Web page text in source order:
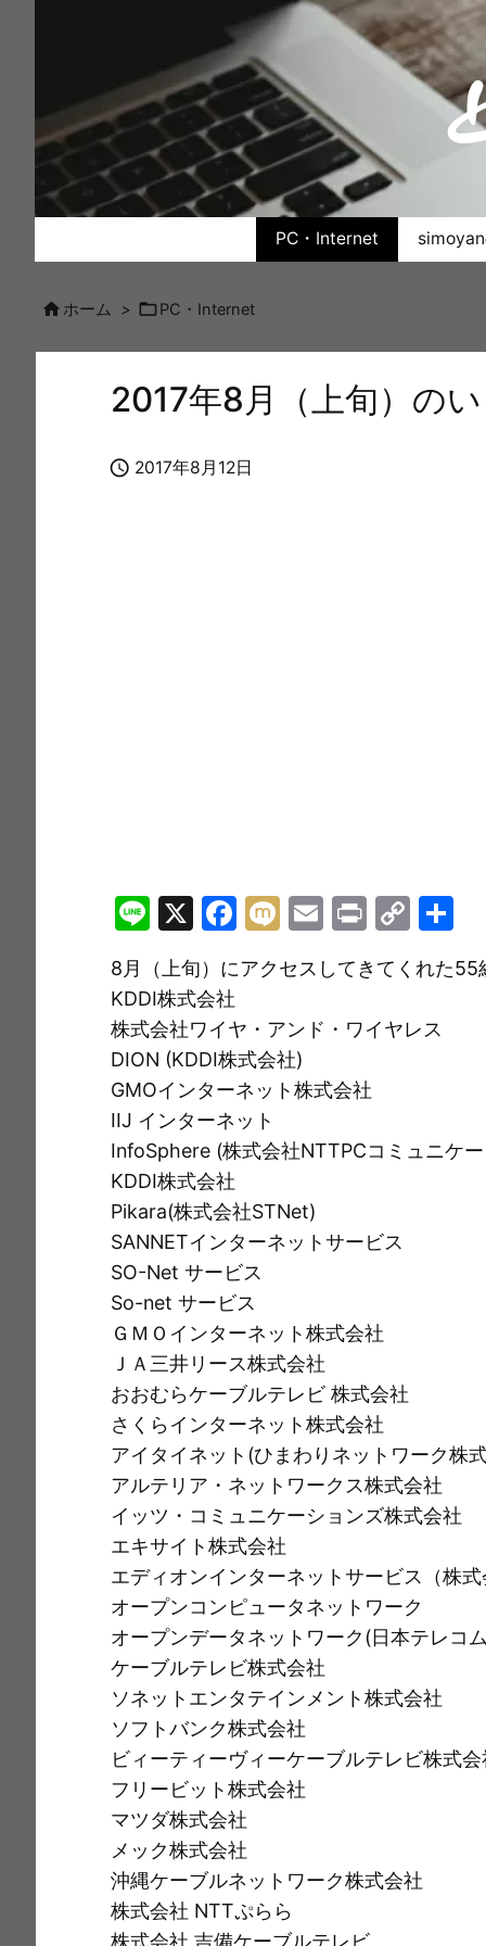
PC・Internet
 ホーム > PC・Internet
2017年8月（上旬）の
 2017年8月12日
Li
e
X
F
c
e
b
o
o
k
M
i
E
ai
Pr
t
C
p
y
Li
8月（上旬）にアクセスしてきてくれた55
KDDI株式会社
株式会社ワイヤ・アンド・ワイヤレス
DION (KDDI株式会社)
GMOインターネット株式会社
IIJ インターネット
InfoSphere (株式会社NTTPCコミュニケ
KDDI株式会社
Pikara(株式会社STNet)
SANNETインターネットサービス
SO-Net サービス
So-net サービス
ＧＭＯインターネット株式会社
ＪＡ三井リース株式会社
おおむらケーブルテレビ 株式会社
さくらインターネット株式会社
アイタイネット(ひまわりネットワーク株
アルテリア・ネットワークス株式会社
イッツ・コミュニケーションズ株式会社
エキサイト株式会社
エディオンインターネットサービス（株式
オープンコンピュータネットワーク
オープンデータネットワーク(日本テレコ
ケーブルテレビ株式会社
ソネットエンタテインメント株式会社
ソフトバンク株式会社
ビィーティーヴィーケーブルテレビ株式会
フリービット株式会社
マツダ株式会社
メック株式会社
沖縄ケーブルネットワーク株式会社
株式会社 NTTぷらら
株式会社 吉備ケーブルテレビ